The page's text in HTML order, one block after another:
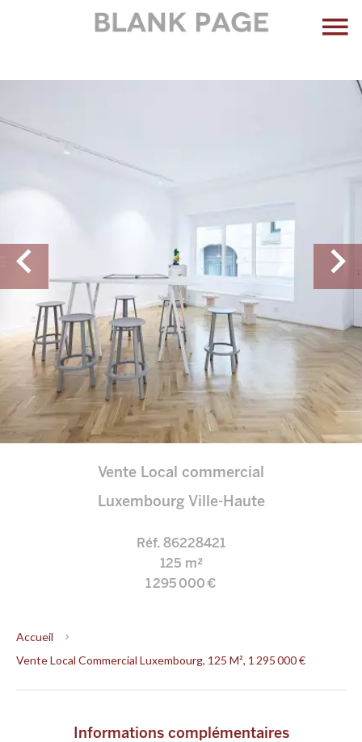
Vente Local commercial
Luxembourg Ville-Haute
Réf. 86228421
125 m²
1 295 000 €
Accueil
Vente Local Commercial Luxembourg, 125 M², 1 295 000 €
Informations complémentaires